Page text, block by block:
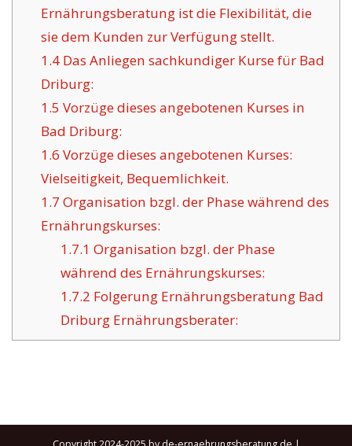
Ernährungsberatung ist die Flexibilität, die
sie dem Kunden zur Verfügung stellt.
1.4Das Anliegen sachkundiger Kurse für Bad
Driburg:
1.5 Vorzüge dieses angebotenen Kurses in
Bad Driburg:
1.6 Vorzüge dieses angebotenen Kurses:
Vielseitigkeit, Bequemlichkeit.
1.7 Organisation bzgl. der Phase während des
Ernährungskurses:
1.7.1 Organisation bzgl. der Phase
während des Ernährungskurses:
1.7.2 Folgerung Ernährungsberatung Bad
Driburg Ernährungsberater: